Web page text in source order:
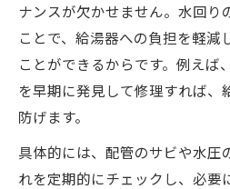
ナンスが欠かせません。水回り
ことで、給湯器への負担を軽減
ことができるからです。例えば
を早期に発見して修理すれば、
防げます。
具体的には、配管のサビや水圧
れを定期的にチェックし、必要